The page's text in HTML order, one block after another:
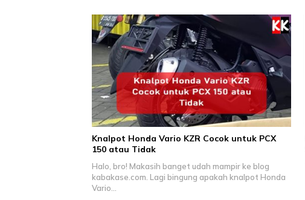
Knalpot Honda Vario KZR Cocok untuk PCX
150 atau Tidak
Halo, bro! Makasih banget udah mampir ke blog
kabakase.com. Lagi bingung apakah knalpot Honda
Vario…